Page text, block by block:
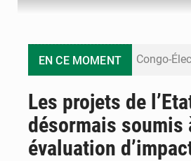
EN CE MOMENT
Les projets de
désormais soumis
évaluation